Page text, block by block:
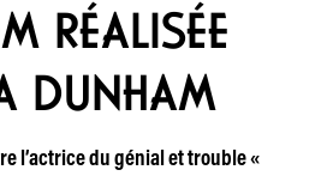
RÉALISÉE
DUNHAM
l’actrice du génial et trouble «